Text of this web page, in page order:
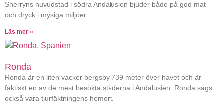
Sherryns huvudstad i södra Andalusien bjuder både på god mat
och dryck i mysiga miljöer
Läs mer »
Ronda
Ronda är en liten vacker bergsby 739 meter över havet och är
faktiskt en av de mest besökta städerna i Andalusien. Ronda sägs
också vara tjurfäktningens hemort.